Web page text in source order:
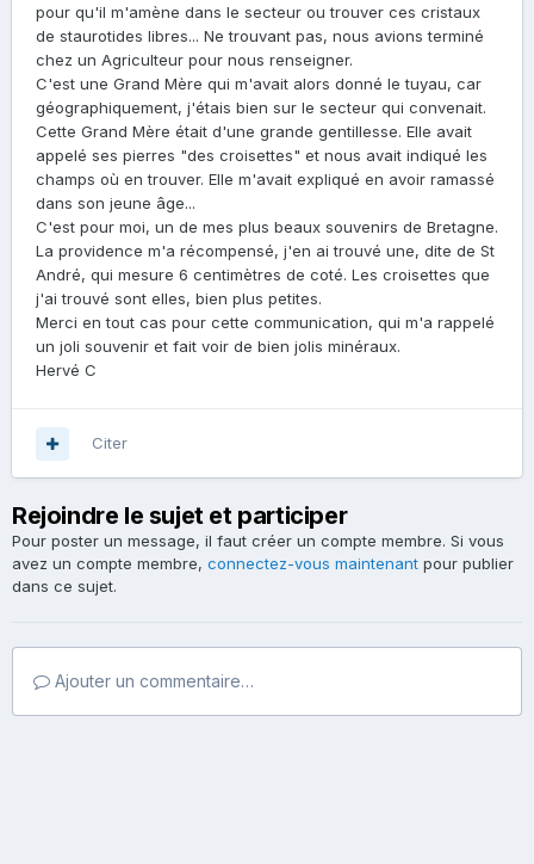
pour qu'il m'amène dans le secteur ou trouver ces cristaux
de staurotides libres... Ne trouvant pas, nous avions terminé
chez un Agriculteur pour nous renseigner.
C'est une Grand Mère qui m'avait alors donné le tuyau, car
géographiquement, j'étais bien sur le secteur qui convenait.
Cette Grand Mère était d'une grande gentillesse. Elle avait
appelé ses pierres "des croisettes" et nous avait indiqué les
champs où en trouver. Elle m'avait expliqué en avoir ramassé
dans son jeune âge...
C'est pour moi, un de mes plus beaux souvenirs de Bretagne.
La providence m'a récompensé, j'en ai trouvé une, dite de St
André, qui mesure 6 centimètres de coté. Les croisettes que
j'ai trouvé sont elles, bien plus petites.
Merci en tout cas pour cette communication, qui m'a rappelé
un joli souvenir et fait voir de bien jolis minéraux.
Hervé C
Citer
Rejoindre le sujet et participer
Pour poster un message, il faut créer un compte membre. Si vous
avez un compte membre, connectez-vous maintenant pour publier
dans ce sujet.
Ajouter un commentaire…